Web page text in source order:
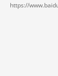
https://